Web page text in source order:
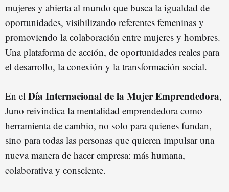
mujeres y abierta al mundo que busca la igualdad de
oportunidades, visibilizando referentes femeninas y
promoviendo la colaboración entre mujeres y hombres.
Una plataforma de acción, de oportunidades reales para
el desarrollo, la conexión y la transformación social.
En el Día Internacional de la Mujer Emprendedora,
Juno reivindica la mentalidad emprendedora como
herramienta de cambio, no solo para quienes fundan,
sino para todas las personas que quieren impulsar una
nueva manera de hacer empresa: más humana,
colaborativa y consciente.